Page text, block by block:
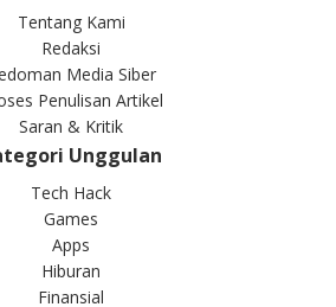
Tentang Kami
Redaksi
Media Siber
Penulisan Artikel
Saran & Kritik
Unggulan
Tech Hack
Games
Apps
Hiburan
Finansial